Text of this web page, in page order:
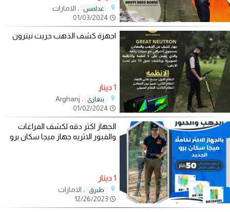
غدلمس ، الامارات
اجهزة كشف الذهب جريت نيترون
1 دينار
بنغازي
، Arghanj
الجهاز اكثر دقه لكشف الفراغات
والقبور الاثريه جهاز ميجا سكان برو
1 دينار
طبرق
، الامارات